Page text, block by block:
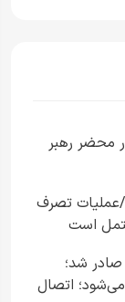
محضر رهبر
عملیات تصرف
است
صادر شد؛
اتصال